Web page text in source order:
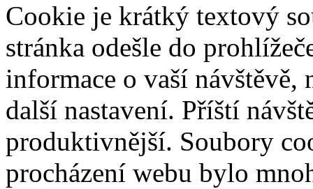
Cookie je krátký textový
stránka odešle do
informace o vaší
další nastavení. Příští
produktivnější. Soubory
procházení webu bylo